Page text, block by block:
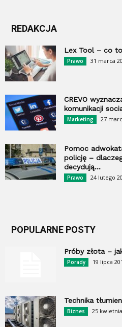
REDAKCJA
Lex Tool – co
Prawo 31 marca
CREVO
komunikacji
Marketing 27
Pomoc
policję –
decydują...
Prawo 24 lutego
POPULARNE POSTY
Próby złota –
Porady 19 lipca
Technika
Biznes 25